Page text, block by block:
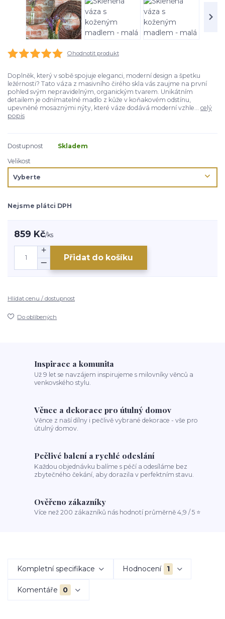
Ohodnotit produkt
Doplněk, který v sobě spojuje eleganci, moderní design a špetku
ležérnosti? Tato váza z masivního čirého skla vás zaujme na první
pohled svým nepravidelným, organickým tvarem. Unikátním
detailem je odnímatelné madlo z kůže v koňakovém odstínu,
upevněné mosaznými nýty, které váze dodává moderní vzhle... celý
popis
Dostupnost
Skladem
Velikost
Nejsme plátci DPH
859 Kč/ks
Přidat do košíku
Hlídat cenu / dostupnost
Do oblíbených
Inspirace a komunita
Už 9 let se navzájem inspirujeme s milovníky věnců a
venkovského stylu.
Věnce a dekorace pro útulný domov
Věnce z naší dílny i pečlivě vybrané dekorace - vše pro
útulný domov.
Pečlivé balení a rychlé odeslání
Každou objednávku balíme s péčí a odesíláme bez
zbytečného čekání, aby dorazila v perfektním stavu.
Ověřeno zákazníky
Více než 200 zákazníků nás hodnotí průměrně 4,9 / 5 ⭐
Kompletní specifikace Hodnocení 1
Komentáře 0